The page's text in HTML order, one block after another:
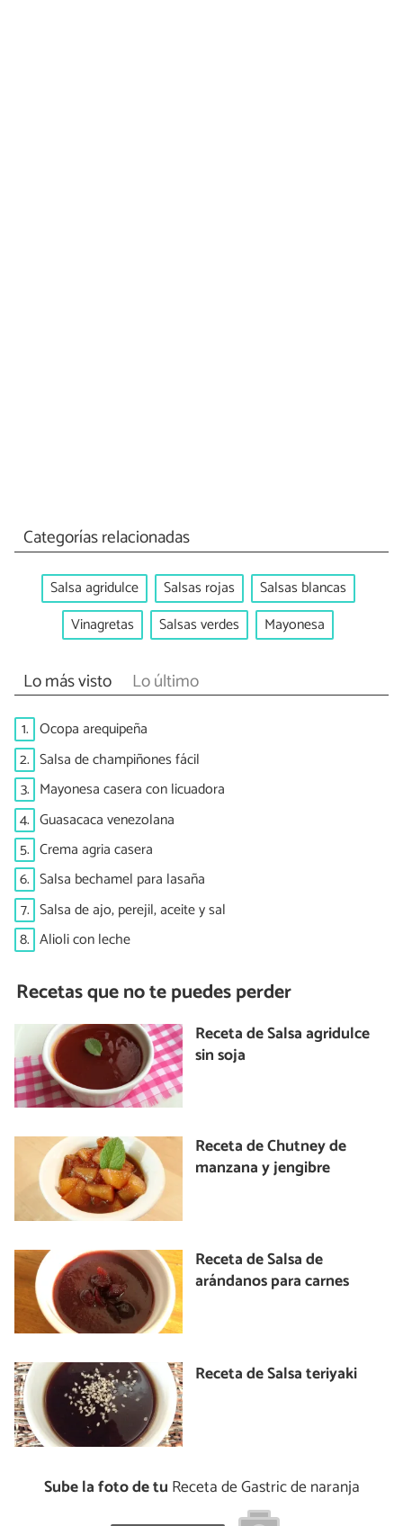
Categorías relacionadas
Salsa agridulce Salsas rojas
Salsas blancas
Vinagretas
Salsas verdes Mayonesa
Lo más visto Lo último
1. Ocopa arequipeña
2. Salsa de champiñones fácil
3. Mayonesa casera con licuadora
4. Guasacaca venezolana
5. Crema agria casera
6. Salsa bechamel para lasaña
7. Salsa de ajo, perejil, aceite y sal
8. Alioli con leche
Recetas que no te puedes perder
Receta de Salsa agridulce
sin soja
Receta de Chutney de
manzana y jengibre
Receta de Salsa de
arándanos para carnes
Receta de Salsa teriyaki
Sube la foto de tu Receta de Gastric de naranja